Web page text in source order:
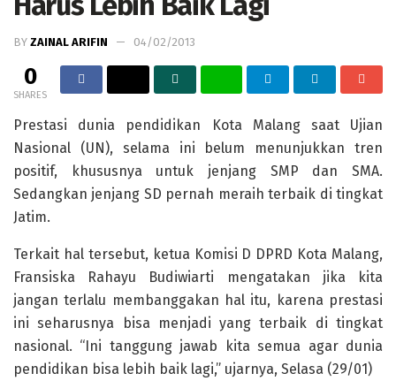
BY ZAINAL ARIFIN 04/02/2013
0
SHARES
Prestasi dunia pendidikan Kota Malang saat Ujian
Nasional (UN), selama ini belum menunjukkan tren
positif, khususnya untuk jenjang SMP dan SMA.
Sedangkan jenjang SD pernah meraih terbaik di tingkat
Jatim.
Terkait hal tersebut, ketua Komisi D DPRD Kota Malang,
Fransiska Rahayu Budiwiarti mengatakan jika kita
jangan terlalu membanggakan hal itu, karena prestasi
ini seharusnya bisa menjadi yang terbaik di tingkat
nasional. “Ini tanggung jawab kita semua agar dunia
pendidikan bisa lebih baik lagi,” ujarnya, Selasa (29/01)